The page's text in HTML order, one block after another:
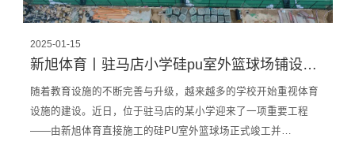
2025-01-15
新旭体育丨驻马店小学硅pu室外篮球场铺设完工
随着教育设施的不断完善与升级，越来越多的学校开始重视体育
设施的建设。近日，位于驻马店的某小学迎来了一项重要工程
——由新旭体育直接施工的硅PU室外篮球场正式竣工并…